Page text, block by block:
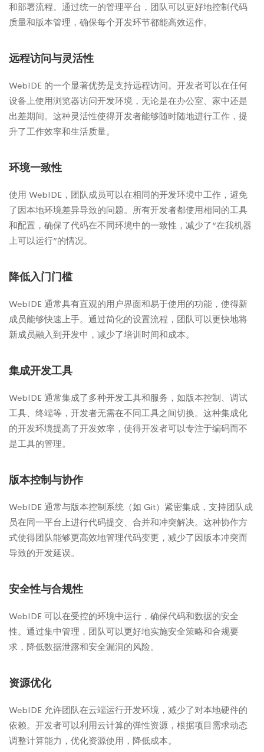
和部署流程。通过统一的管理平台，团队可以更好地控制代码
质量和版本管理，确保每个开发环节都能高效运作。
远程访问与灵活性
WebIDE 的一个显著优势是支持远程访问。开发者可以在任何
设备上使用浏览器访问开发环境，无论是在办公室、家中还是
出差期间。这种灵活性使得开发者能够随时随地进行工作，提
升了工作效率和生活质量。
环境一致性
使用 WebIDE，团队成员可以在相同的开发环境中工作，避免
了因本地环境差异导致的问题。所有开发者都使用相同的工具
和配置，确保了代码在不同环境中的一致性，减少了“在我机器
上可以运行”的情况。
降低入门门槛
WebIDE 通常具有直观的用户界面和易于使用的功能，使得新
成员能够快速上手。通过简化的设置流程，团队可以更快地将
新成员融入到开发中，减少了培训时间和成本。
集成开发工具
WebIDE 通常集成了多种开发工具和服务，如版本控制、调试
工具、终端等，开发者无需在不同工具之间切换。这种集成化
的开发环境提高了开发效率，使得开发者可以专注于编码而不
是工具的管理。
版本控制与协作
WebIDE 通常与版本控制系统（如 Git）紧密集成，支持团队成
员在同一平台上进行代码提交、合并和冲突解决。这种协作方
式使得团队能够更高效地管理代码变更，减少了因版本冲突而
导致的开发延误。
安全性与合规性
WebIDE 可以在受控的环境中运行，确保代码和数据的安全
性。通过集中管理，团队可以更好地实施安全策略和合规要
求，降低数据泄露和安全漏洞的风险。
资源优化
WebIDE 允许团队在云端运行开发环境，减少了对本地硬件的
依赖。开发者可以利用云计算的弹性资源，根据项目需求动态
调整计算能力，优化资源使用，降低成本。